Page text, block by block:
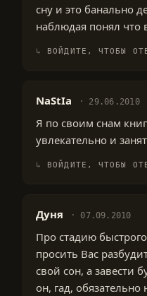
сну и это банально
наблюдая понял что
ВОЙДИТЕ, ЧТОБЫ
NaStIa 29.06.2010
Я по своим снам
увлекательно и
ВОЙДИТЕ, ЧТОБЫ
Дуня 07.09.2010
Про стадию
просить Вас
свой сон, а завести
он, гад, обязательно